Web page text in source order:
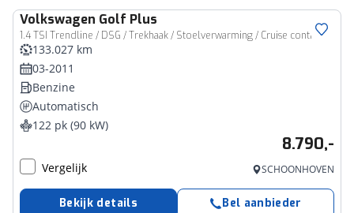
Volkswagen Golf Plus
1.4 TSI Trendline / DSG / Trekhaak / Stoelverwarming / Cruise control
133.027 km
03-2011
Benzine
Automatisch
122 pk (90 kW)
8.790,-
Vergelijk SCHOONHOVEN
Bekijk details Bel aanbieder